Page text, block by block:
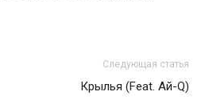
Следующая статья
Крылья (Feat. Ай-Q)